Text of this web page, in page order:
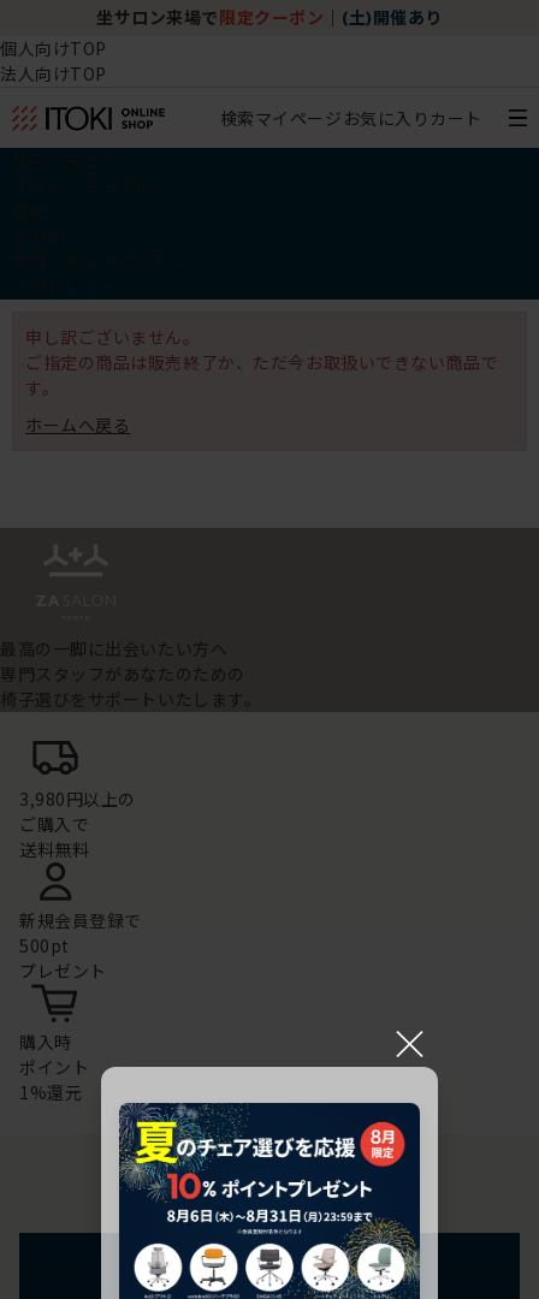
坐サロン来場で 限定クーポン (土)開催あり
個人向けTOP
法人向けTOP
検索マイページ お気に入り カート
申し訳ございません。
ご指定の商品は販売終了か、ただ今お取扱いできない商品で
す。
ホームへ戻る
最高の一脚に出会いたい方へ
専門スタッフがあなたのための
椅子選びをサポートいたします。
3,980円以上の
ご購入で
送料無料
新規会員登録で
500pt
プレゼント
購入時
ポイント
1%還元
お問い合わせ
フォームからのお問い合わせ
×